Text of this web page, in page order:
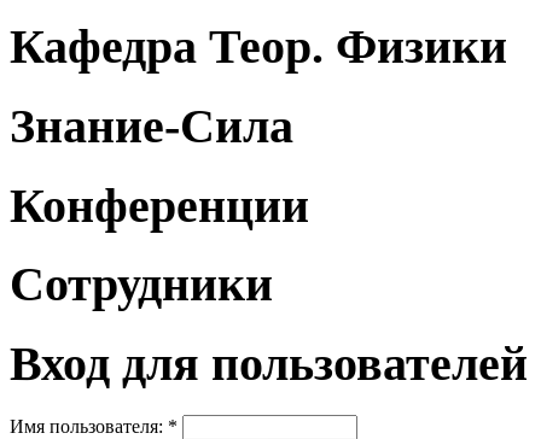
Кафедра Теор. Физики
Знание-Сила
Конференции
Сотрудники
Вход для пользователей
Имя пользователя: *